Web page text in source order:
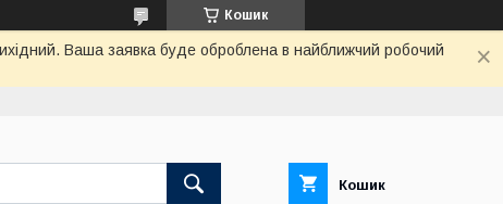
Кошик
Ваша заявка буде оброблена в найближчий робочий
Кошик